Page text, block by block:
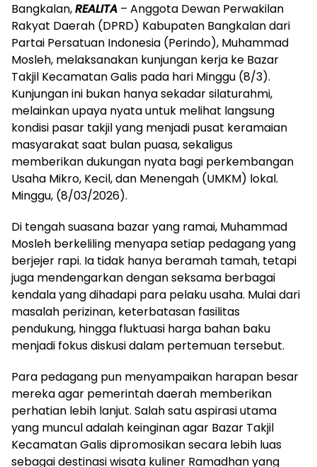
Bangkalan,REALITA – Anggota Dewan Perwakilan
Rakyat Daerah (DPRD) Kabupaten Bangkalan dari
Partai Persatuan Indonesia (Perindo), Muhammad
Mosleh, melaksanakan kunjungan kerja ke Bazar
Takjil Kecamatan Galis pada hari Minggu (8/3).
Kunjungan ini bukan hanya sekadar silaturahmi,
melainkan upaya nyata untuk melihat langsung
kondisi pasar takjil yang menjadi pusat keramaian
masyarakat saat bulan puasa, sekaligus
memberikan dukungan nyata bagi perkembangan
Usaha Mikro, Kecil, dan Menengah (UMKM) lokal.
Minggu, (8/03/2026).
Di tengah suasana bazar yang ramai, Muhammad
Mosleh berkeliling menyapa setiap pedagang yang
berjejer rapi. Ia tidak hanya beramah tamah, tetapi
juga mendengarkan dengan seksama berbagai
kendala yang dihadapi para pelaku usaha. Mulai dari
masalah perizinan, keterbatasan fasilitas
pendukung, hingga fluktuasi harga bahan baku
menjadi fokus diskusi dalam pertemuan tersebut.
Para pedagang pun menyampaikan harapan besar
mereka agar pemerintah daerah memberikan
perhatian lebih lanjut. Salah satu aspirasi utama
yang muncul adalah keinginan agar Bazar Takjil
Kecamatan Galis dipromosikan secara lebih luas
sebagai destinasi wisata kuliner Ramadhan yang